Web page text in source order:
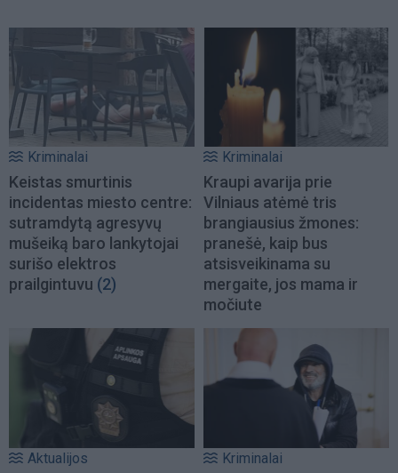
Kriminalai
Keistas smurtinis
incidentas miesto centre:
sutramdytą agresyvų
mušeiką baro lankytojai
surišo elektros
prailgintuvu (2)
Kriminalai
Kraupi avarija prie
Vilniaus atėmė tris
brangiausius žmones:
pranešė, kaip bus
atsisveikinama su
mergaite, jos mama ir
močiute
Aktualijos Kriminalai